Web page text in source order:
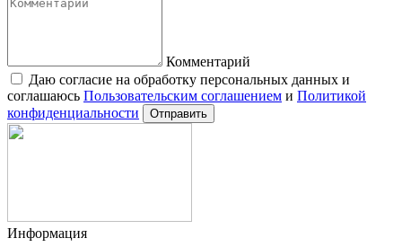
Комментарий
Даю согласие на обработку персональных данных и
соглашаюсь Пользовательским соглашением и Политикой
конфиденциальности
Отправить
Информация